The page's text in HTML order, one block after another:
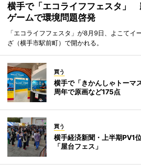
横手で「エコライフフェスタ」
ゲームで環境問題啓発
「エコライフフェスタ」が8月9日、よこてイ
ざ（横手市駅前町）で開かれる。
買う
横手で「きかんしゃトー
周年で原画など175点
買う
横手経済新聞・上半期PV1
「屋台フェス」